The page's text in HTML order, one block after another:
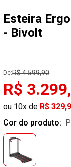
Esteira
- Bivolt
De:R$ 4.599,90
R$
ou 10x de R$
Cor do produto: